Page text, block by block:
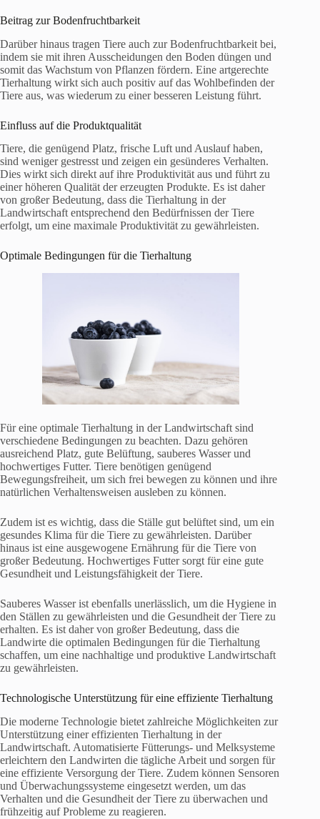
Beitrag zur Bodenfruchtbarkeit
Darüber hinaus tragen Tiere auch zur Bodenfruchtbarkeit bei,
indem sie mit ihren Ausscheidungen den Boden düngen und
somit das Wachstum von Pflanzen fördern. Eine artgerechte
Tierhaltung wirkt sich auch positiv auf das Wohlbefinden der
Tiere aus, was wiederum zu einer besseren Leistung führt.
Einfluss auf die Produktqualität
Tiere, die genügend Platz, frische Luft und Auslauf haben,
sind weniger gestresst und zeigen ein gesünderes Verhalten.
Dies wirkt sich direkt auf ihre Produktivität aus und führt zu
einer höheren Qualität der erzeugten Produkte. Es ist daher
von großer Bedeutung, dass die Tierhaltung in der
Landwirtschaft entsprechend den Bedürfnissen der Tiere
erfolgt, um eine maximale Produktivität zu gewährleisten.
Optimale Bedingungen für die Tierhaltung
Für eine optimale Tierhaltung in der Landwirtschaft sind
verschiedene Bedingungen zu beachten. Dazu gehören
ausreichend Platz, gute Belüftung, sauberes Wasser und
hochwertiges Futter. Tiere benötigen genügend
Bewegungsfreiheit, um sich frei bewegen zu können und ihre
natürlichen Verhaltensweisen ausleben zu können.
Zudem ist es wichtig, dass die Ställe gut belüftet sind, um ein
gesundes Klima für die Tiere zu gewährleisten. Darüber
hinaus ist eine ausgewogene Ernährung für die Tiere von
großer Bedeutung. Hochwertiges Futter sorgt für eine gute
Gesundheit und Leistungsfähigkeit der Tiere.
Sauberes Wasser ist ebenfalls unerlässlich, um die Hygiene in
den Ställen zu gewährleisten und die Gesundheit der Tiere zu
erhalten. Es ist daher von großer Bedeutung, dass die
Landwirte die optimalen Bedingungen für die Tierhaltung
schaffen, um eine nachhaltige und produktive Landwirtschaft
zu gewährleisten.
Technologische Unterstützung für eine effiziente Tierhaltung
Die moderne Technologie bietet zahlreiche Möglichkeiten zur
Unterstützung einer effizienten Tierhaltung in der
Landwirtschaft. Automatisierte Fütterungs- und Melksysteme
erleichtern den Landwirten die tägliche Arbeit und sorgen für
eine effiziente Versorgung der Tiere. Zudem können Sensoren
und Überwachungssysteme eingesetzt werden, um das
Verhalten und die Gesundheit der Tiere zu überwachen und
frühzeitig auf Probleme zu reagieren.